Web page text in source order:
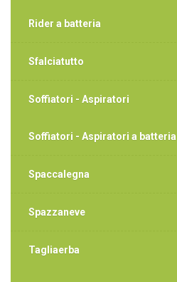
Rider a batteria
Sfalciatutto
Soffiatori - Aspiratori
Soffiatori - Aspiratori a batteria
Spaccalegna
Spazzaneve
Tagliaerba